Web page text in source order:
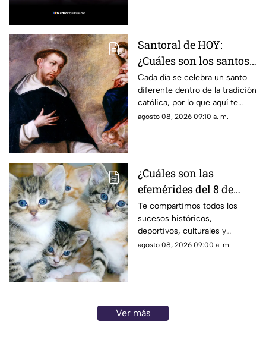
Santoral de HOY:
¿Cuáles son los santos
que se celebran este
sábado 8 de agosto de
2026?
Cada día se celebra un santo
diferente dentro de la tradición
católica, por lo que aquí te
compartimos el santoral
agosto 08, 2026 09:10 a. m.
¿Cuáles son las
efemérides del 8 de
agosto? Esto se celebra
un día como hoy en
México y el mundo
Te compartimos todos los
sucesos históricos,
deportivos, culturales y
divertidos que marcaron las
agosto 08, 2026 09:00 a. m.
Ver más